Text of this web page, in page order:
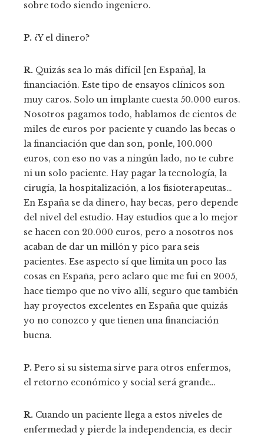
sobre todo siendo ingeniero.
P. ¿Y el dinero?
R. Quizás sea lo más difícil [en España], la
financiación. Este tipo de ensayos clínicos son
muy caros. Solo un implante cuesta 50.000 euros.
Nosotros pagamos todo, hablamos de cientos de
miles de euros por paciente y cuando las becas o
la financiación que dan son, ponle, 100.000
euros, con eso no vas a ningún lado, no te cubre
ni un solo paciente. Hay pagar la tecnología, la
cirugía, la hospitalización, a los fisioterapeutas…
En España se da dinero, hay becas, pero depende
del nivel del estudio. Hay estudios que a lo mejor
se hacen con 20.000 euros, pero a nosotros nos
acaban de dar un millón y pico para seis
pacientes. Ese aspecto sí que limita un poco las
cosas en España, pero aclaro que me fui en 2005,
hace tiempo que no vivo allí, seguro que también
hay proyectos excelentes en España que quizás
yo no conozco y que tienen una financiación
buena.
P. Pero si su sistema sirve para otros enfermos,
el retorno económico y social será grande…
R. Cuando un paciente llega a estos niveles de
enfermedad y pierde la independencia, es decir